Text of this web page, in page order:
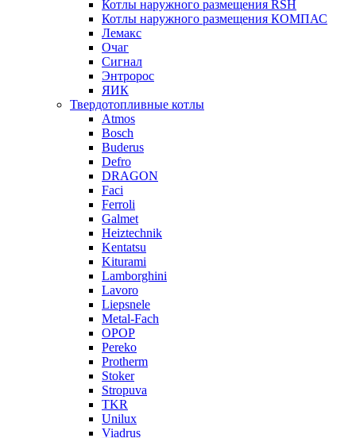
Котлы наружного размещения RSH
Котлы наружного размещения КОМПАС
Лемакс
Очаг
Сигнал
Энтророс
ЯИК
Твердотопливные котлы
Atmos
Bosch
Buderus
Defro
DRAGON
Faci
Ferroli
Galmet
Heiztechnik
Kentatsu
Kiturami
Lamborghini
Lavoro
Liepsnele
Metal-Fach
OPOP
Pereko
Protherm
Stoker
Stropuva
TKR
Unilux
Viadrus